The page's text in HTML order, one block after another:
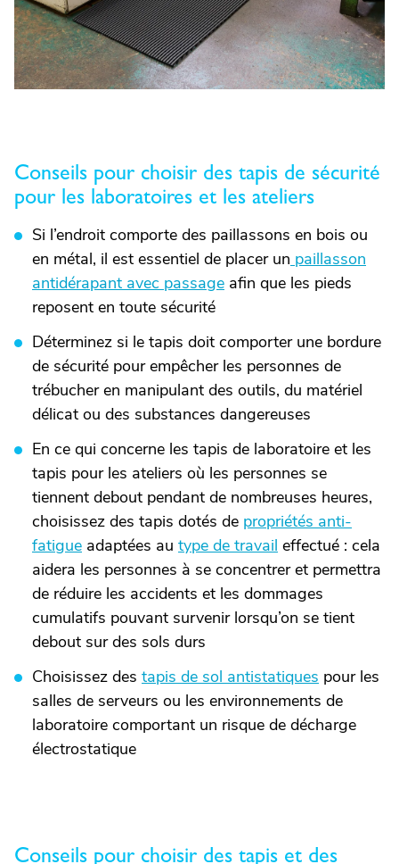
Conseils pour choisir des tapis de sécurité
pour les laboratoires et les ateliers
Si l’endroit comporte des paillassons en bois ou
en métal, il est essentiel de placer un paillasson
antidérapant avec passage afin que les pieds
reposent en toute sécurité
Déterminez si le tapis doit comporter une bordure
de sécurité pour empêcher les personnes de
trébucher en manipulant des outils, du matériel
délicat ou des substances dangereuses
En ce qui concerne les tapis de laboratoire et les
tapis pour les ateliers où les personnes se
tiennent debout pendant de nombreuses heures,
choisissez des tapis dotés de propriétés anti-
fatigue adaptées au type de travail effectué : cela
aidera les personnes à se concentrer et permettra
de réduire les accidents et les dommages
cumulatifs pouvant survenir lorsqu’on se tient
debout sur des sols durs
Choisissez des tapis de sol antistatiques pour les
salles de serveurs ou les environnements de
laboratoire comportant un risque de décharge
électrostatique
Conseils pour choisir des tapis et des